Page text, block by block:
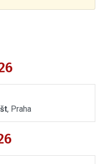
, Praha